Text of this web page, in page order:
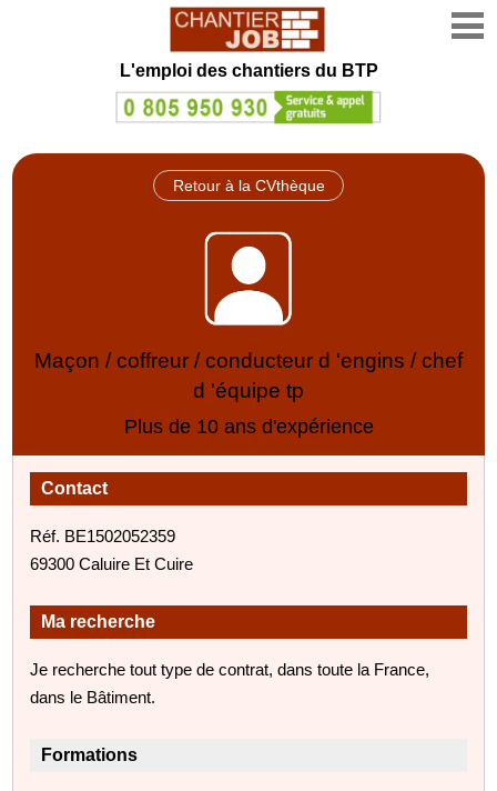
L'emploi des chantiers du BTP
Retour à la CVthèque
Maçon / coffreur / conducteur d 'engins / chef
d 'équipe tp
Plus de 10 ans d'expérience
Contact
Réf. BE1502052359
69300 Caluire Et Cuire
Ma recherche
Je recherche tout type de contrat, dans toute la France,
dans le Bâtiment.
Formations